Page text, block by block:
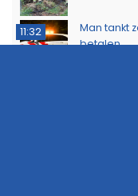
11:32
Man tankt
betalen